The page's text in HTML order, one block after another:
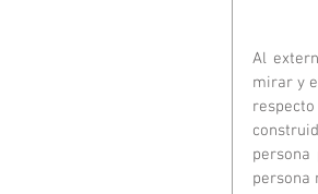
Al
mirar y
persona